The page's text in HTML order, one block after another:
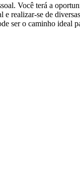
Você terá a
realizar-se de
ser o caminho ideal